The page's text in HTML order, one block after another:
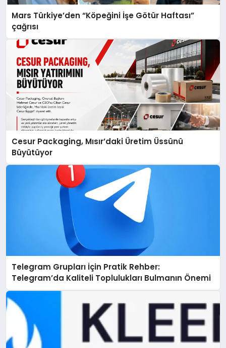
Mars Türkiye’den “Köpeğini İşe Götür Haftası”
çağrısı
Cesur Packaging, Mısır’daki Üretim Üssünü
Büyütüyor
Telegram Grupları İçin Pratik Rehber:
Telegram’da Kaliteli Toplulukları Bulmanın Önemi